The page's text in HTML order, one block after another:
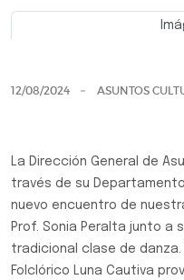
12/08/2024 ASUNTOS
La Dirección General de
través de su
nuevo encuentro de
Prof. Sonia Peralta junto a
tradicional clase de
Folclórico Luna Cautiva